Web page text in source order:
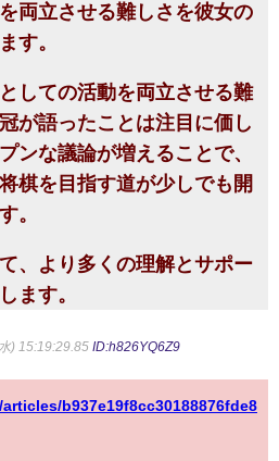
両立させる難しさを彼女の
す。
しての活動を両立させる難
が語ったことは注目に価し
ンな議論が増えることで、
棋を目指す道が少しでも開
。
、より多くの理解とサポー
ます。
) 15:19:29.85 ID:h826YQ6Z9
b937e19f8cc30188876fde8